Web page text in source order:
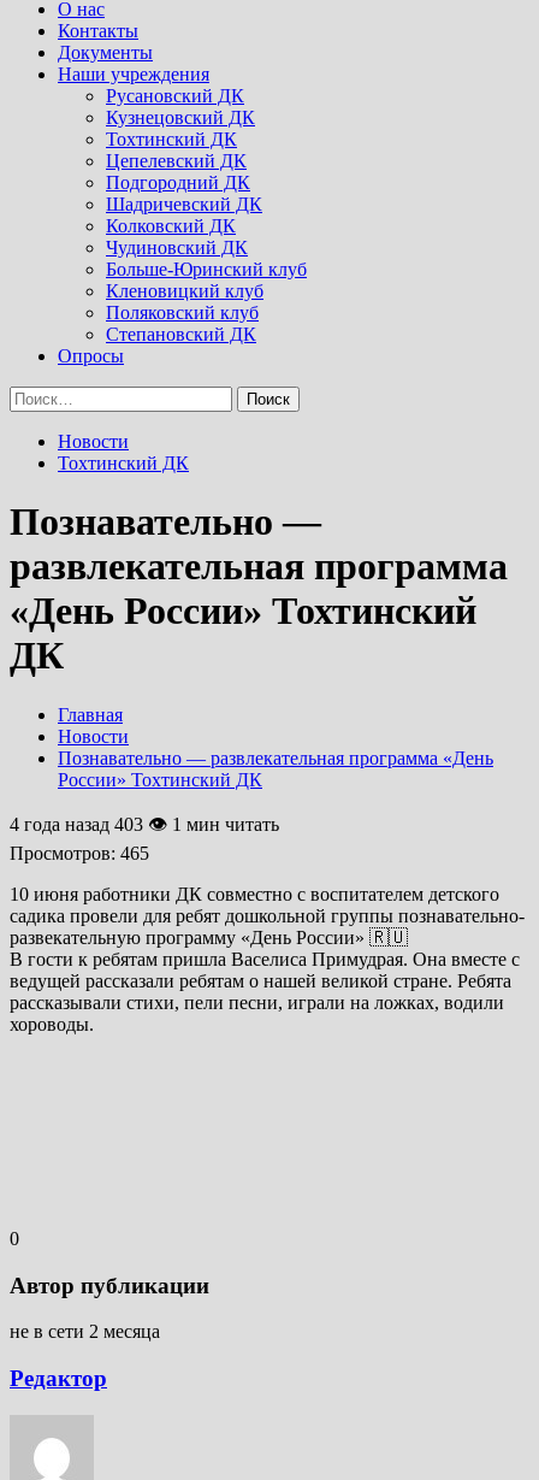
Menu
О нас
Контакты
Документы
Наши учреждения
Русановский ДК
Кузнецовский ДК
Тохтинский ДК
Цепелевский ДК
Подгородний ДК
Шадричевский ДК
Колковский ДК
Чудиновский ДК
Больше-Юринский клуб
Кленовицкий клуб
Поляковский клуб
Степановский ДК
Опросы
Найти:
Новости
Тохтинский ДК
Познавательно —
развлекательная программа
«День России» Тохтинский
ДК
Главная
Новости
Познавательно — развлекательная программа «День
России» Тохтинский ДК
4 года назад 403 👁 1 мин читать
Просмотров: 465
10 июня работники ДК совместно с воспитателем детского
садика провели для ребят дошкольной группы познавательно-
развекательную программу «День России» 🇷🇺
В гости к ребятам пришла Васелиса Примудрая. Она вместе с
ведущей рассказали ребятам о нашей великой стране. Ребята
рассказывали стихи, пели песни, играли на ложках, водили
хороводы.
0
Автор публикации
не в сети 2 месяца
Редактор